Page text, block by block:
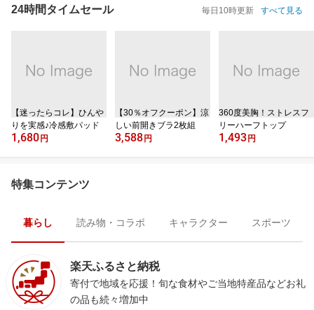
24時間タイムセール 毎日10時更新 すべて見る
【迷ったらコレ】ひんや
りを実感♪冷感敷パッド
1,680 円
【30％オフクーポン】涼
しい前開きブラ2枚組
3,588 円
360度美胸！ストレスフ
リーハーフトップ
1,493 円
特集コンテンツ
暮らし 読み物・コラボ キャラクター スポーツ
楽天ふるさと納税
寄付で地域を応援！旬な食材やご当地特産品などお礼
の品も続々増加中